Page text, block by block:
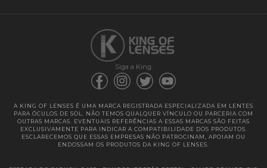
Siga a King:
A KING OF LENSES É UMA MARCA REGISTRADA ESPECIALIZADA EM LENTES
PARA ÓCULOS DE SOL. NÃO TEMOS QUALQUER VÍNCULO OU PARCERIA COM
OUTRAS MARCAS. EVENTUAIS REFERÊNCIAS A ESSAS MARCAS SÃO FEITAS
EXCLUSIVAMENTE PARA INDICAR A COMPATIBILIDADE DOS PRODUTOS.
ESCLARECEMOS QUE ESSAS EMPRESAS NÃO PATROCINAM, APOIAM OU
ENDOSSAM OS PRODUTOS DA KING OF LENSES.